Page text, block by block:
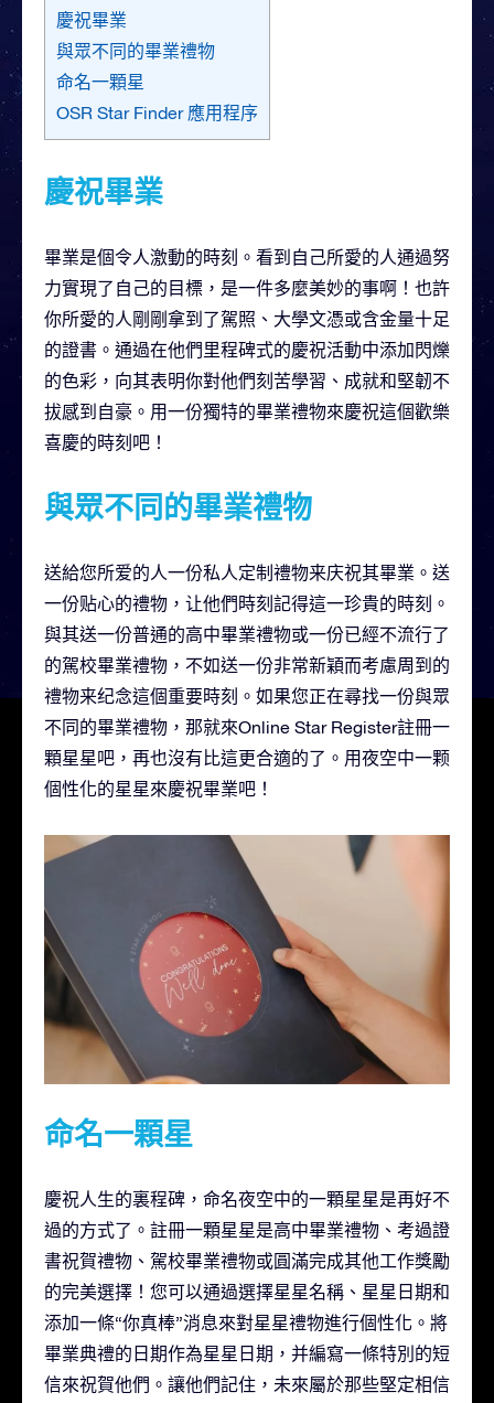
慶祝畢業
與眾不同的畢業禮物
命名一顆星
OSR Star Finder 應用程序
慶祝畢業
畢業是個令人激動的時刻。看到自己所愛的人通過努
力實現了自己的目標，是一件多麼美妙的事啊！也許
你所愛的人剛剛拿到了駕照、大學文憑或含金量十足
的證書。通過在他們里程碑式的慶祝活動中添加閃爍
的色彩，向其表明你對他們刻苦學習、成就和堅韌不
拔感到自豪。用一份獨特的畢業禮物來慶祝這個歡樂
喜慶的時刻吧！
與眾不同的畢業禮物
送給您所爱的人一份私人定制禮物来庆祝其畢業。送
一份贴心的禮物，让他們時刻記得這一珍貴的時刻。
與其送一份普通的高中畢業禮物或一份已經不流行了
的駕校畢業禮物，不如送一份非常新穎而考慮周到的
禮物来纪念這個重要時刻。如果您正在尋找一份與眾
不同的畢業禮物，那就來Online Star Register註冊一
顆星星吧，再也沒有比這更合適的了。用夜空中一颗
個性化的星星來慶祝畢業吧！
命名一顆星
慶祝人生的裏程碑，命名夜空中的一顆星星是再好不
過的方式了。註冊一顆星星是高中畢業禮物、考過證
書祝賀禮物、駕校畢業禮物或圓滿完成其他工作獎勵
的完美選擇！您可以通過選擇星星名稱、星星日期和
添加一條“你真棒”消息來對星星禮物進行個性化。將
畢業典禮的日期作為星星日期，并編寫一條特別的短
信來祝賀他們。讓他們記住，未來屬於那些堅定相信